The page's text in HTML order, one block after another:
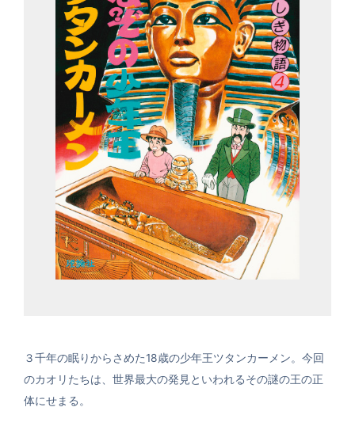
３千年の眠りからさめた18歳の少年王ツタンカーメン。今回
のカオリたちは、世界最大の発見といわれるその謎の王の正
体にせまる。